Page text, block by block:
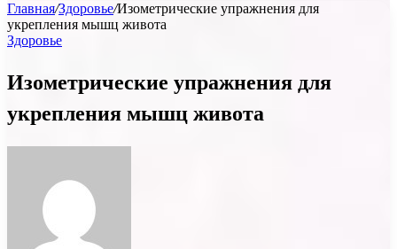
Главная/Здоровье/Изометрические упражнения для
укрепления мышц живота
Здоровье
Изометрические упражнения для
укрепления мышц живота